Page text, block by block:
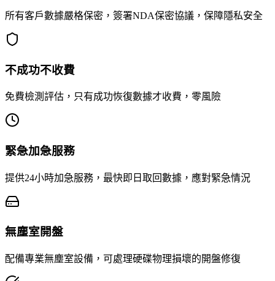
所有客戶數據嚴格保密，簽署NDA保密協議，保障隱私安全
不成功不收費
免費檢測評估，只有成功恢復數據才收費，零風險
緊急加急服務
提供24小時加急服務，最快即日取回數據，應對緊急情況
無塵室開盤
配備專業無塵室設備，可處理硬碟物理損壞的開盤修復